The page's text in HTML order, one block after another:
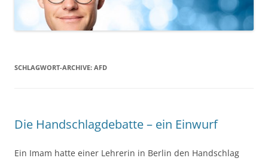
SCHLAGWORT-ARCHIVE: AFD
Die Handschlagdebatte – ein Einwurf
Ein Imam hatte einer Lehrerin in Berlin den Handschlag